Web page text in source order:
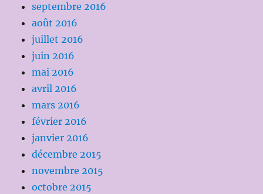
septembre 2016
août 2016
juillet 2016
juin 2016
mai 2016
avril 2016
mars 2016
février 2016
janvier 2016
décembre 2015
novembre 2015
octobre 2015